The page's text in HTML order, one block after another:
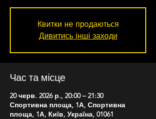
Квитки не продаються
Дивитись інші заходи
Час та місце
20 черв. 2026 р., 20:00 – 21:30
Спортивна площа, 1А, Спортивна
площа, 1А, Київ, Україна, 01061